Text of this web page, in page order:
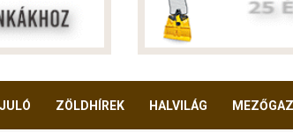
ZÖLDHÍREK HALVILÁG